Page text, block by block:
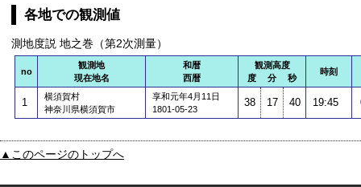
各地での観測値
測地度説 地之巻（第2次測量）
no
観測地
現在地名
和暦
西暦
観測高度
度 分 秒
時刻
1
横須賀村
神奈川県横須賀市
享和元年4月11日
1801-05-23
38 17 40 19:45
▲このページのトップへ